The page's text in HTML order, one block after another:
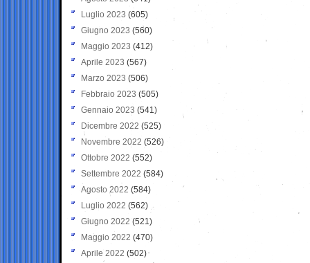
Luglio 2023 (605)
Giugno 2023 (560)
Maggio 2023 (412)
Aprile 2023 (567)
Marzo 2023 (506)
Febbraio 2023 (505)
Gennaio 2023 (541)
Dicembre 2022 (525)
Novembre 2022 (526)
Ottobre 2022 (552)
Settembre 2022 (584)
Agosto 2022 (584)
Luglio 2022 (562)
Giugno 2022 (521)
Maggio 2022 (470)
Aprile 2022 (502)